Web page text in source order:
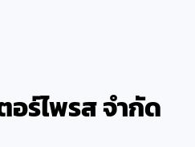
อร์ไพรส จำกัด